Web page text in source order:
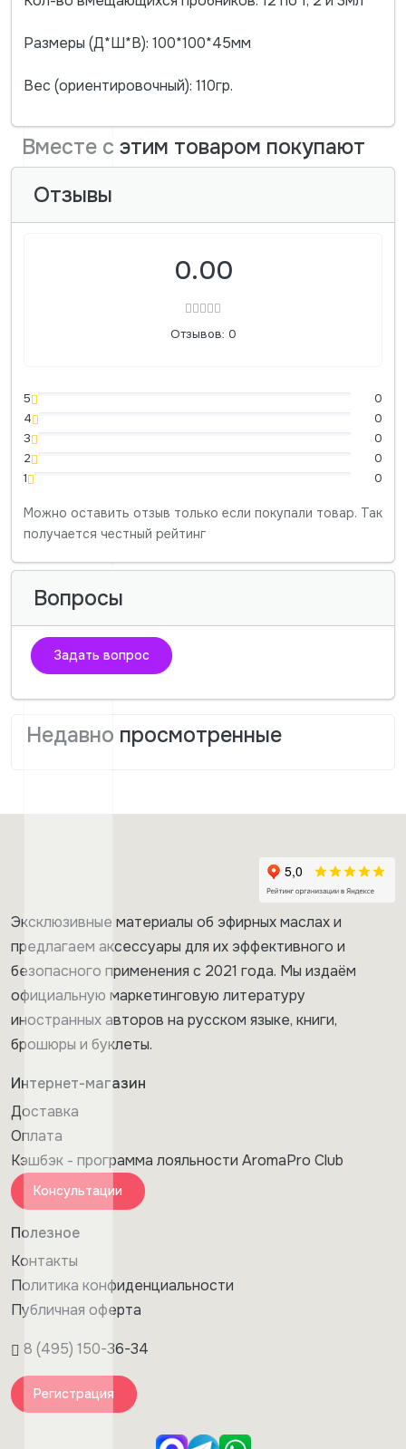
Размеры (Д*Ш*В): 100*100*45мм
Вес (ориентировочный): 110гр.
Вместе с этим товаром покупают
Отзывы
0.00
Отзывов: 0
5
0
4
0
3
0
2
0
1
0
Можно оставить отзыв только если покупали товар. Так
получается честный рейтинг
Вопросы
Задать вопрос
Недавно просмотренные
Эксклюзивные материалы об эфирных маслах и
предлагаем аксессуары для их эффективного и
безопасного применения с 2021 года. Мы издаём
официальную маркетинговую литературу
иностранных авторов на русском языке, книги,
брошюры и буклеты.
Интернет-магазин
Доставка
Оплата
Кэшбэк - программа лояльности AromaPro Club
Консультации
Полезное
Контакты
Политика конфиденциальности
Публичная оферта
8 (495) 150-36-34
Регистрация